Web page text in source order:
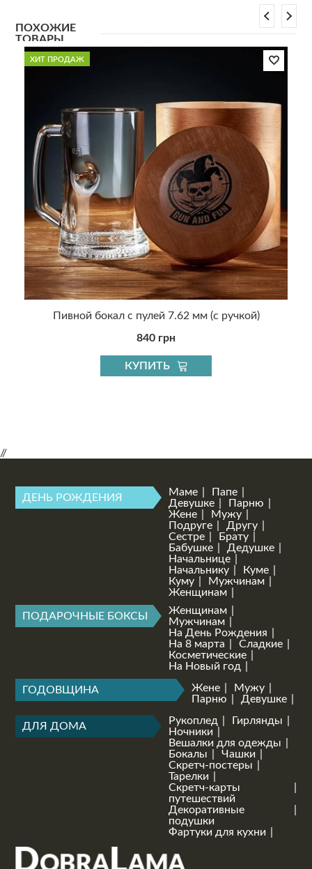
ПОХОЖИЕ
ТОВАРЫ
ХИТ ПРОДАЖ
Пивной бокал с пулей 7.62 мм (с ручкой)
840 грн
КУПИТЬ
//
ДЕНЬ РОЖДЕНИЯ Маме
Папе
Девушке
Парню
Жене
Мужу
Подруге
Другу
Сестре
Брату
Бабушке
Дедушке
Начальнице
Начальнику
Куме
Куму
Мужчинам
Женщинам
ПОДАРОЧНЫЕ БОКСЫ
Женщинам
Мужчинам
На День Рождения
На 8 марта
Сладкие
Косметические
На Новый год
ГОДОВЩИНА Жене
Мужу
Парню
Девушке
ДЛЯ ДОМА Рукоплед
Гирлянды
Ночники
Вешалки для одежды
Бокалы
Чашки
Скретч-постеры
Тарелки
Скретч-карты
путешествий
Декоративные
подушки
Фартуки для кухни